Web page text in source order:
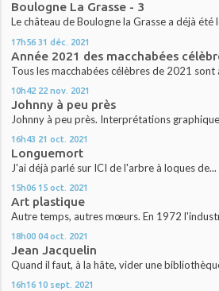
Boulogne La Grasse - 3
Le château de Boulogne la Grasse a déjà été
17h56 31 déc. 2021
Année 2021 des macchabées
Tous les macchabées célèbres de 2021 sont
10h42 22 nov. 2021
Johnny à peu près
Johnny à peu près. Interprétations
16h43 21 oct. 2021
Longuemort
J'ai déjà parlé sur ICI de l'arbre à loques de...
15h06 15 oct. 2021
Art plastique
Autre temps, autres mœurs. En 1972
18h00 04 oct. 2021
Jean Jacquelin
Quand il faut, à la hâte, vider une
16h16 10 sept. 2021